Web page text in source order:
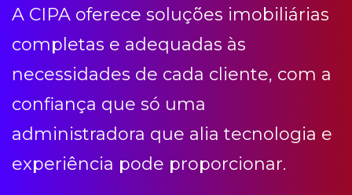
A CIPA oferece soluções imobiliárias
completas e adequadas às
necessidades de cada cliente, com a
confiança que só uma
administradora que alia tecnologia e
experiência pode proporcionar.